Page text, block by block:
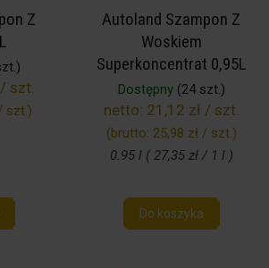
Z
szt.
szt.)
Autoland Szampon Z
Woskiem
Superkoncentrat 0,95L
Dostępny(24 szt.)
netto: 21,12 zł / szt.
(brutto: 25,98 zł / szt.)
0.95 l ( 27,35 zł / 1 l )
Do koszyka